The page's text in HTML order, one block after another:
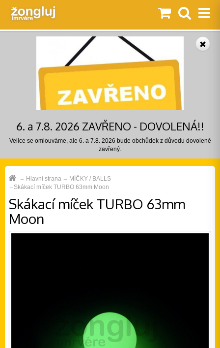
6. a 7.8. 2026 ZAVŘENO - DOVOLENÁ!!
Velice se omlouváme, ale 6. a 7.8. 2026 bude obchůdek z důvodu dovolené
zavřený.
Hlavní strana
MÍČKY / BALLS
Skákací míček TURBO 63mm Moon
Skákací míček TURBO 63mm
Moon